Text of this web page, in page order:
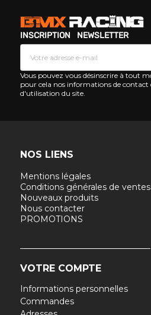
INSCRIPTION NEWSLETTER
Vous pouvez vous désinscrire à tout
pour cela nos informations de contact
d'utilisation du site.
NOS LIENS
Mentions légales
Conditions générales de ventes
Nouveaux produits
Nous contacter
PROMOTIONS
VOTRE COMPTE
Informations personnelles
Commandes